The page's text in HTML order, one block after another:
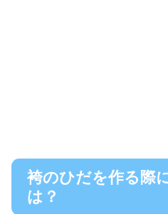
袴のひだを作る際
は？